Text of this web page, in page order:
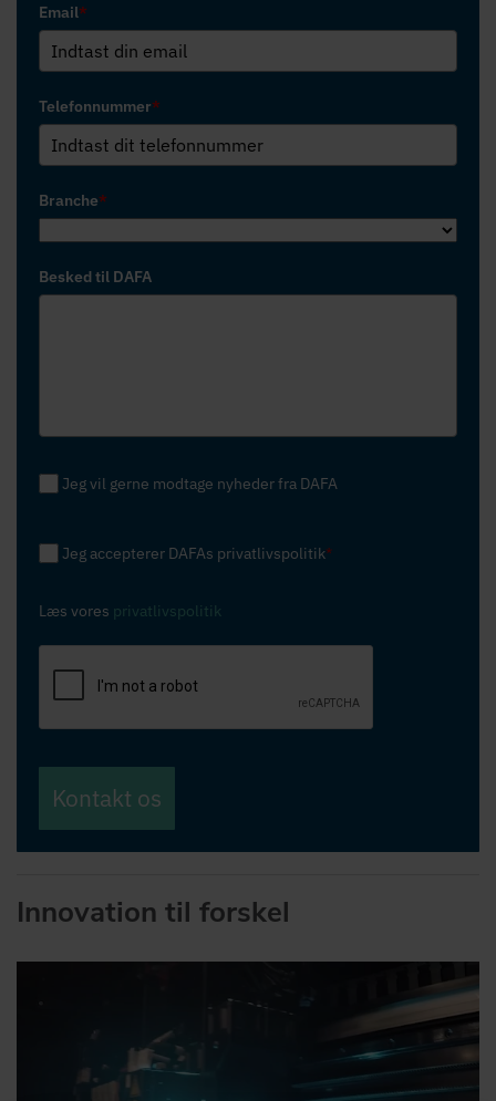
Email*
Telefonnummer*
Branche*
Besked til DAFA
Jeg vil gerne modtage nyheder fra DAFA
Jeg accepterer DAFAs privatlivspolitik*
Læs vores privatlivspolitik
Kontakt os
Innovation til forskel